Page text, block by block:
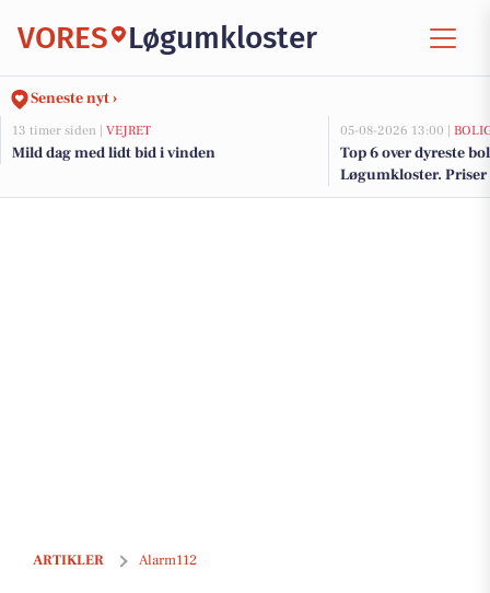
VORES Løgumkloster
Seneste nyt ›
13 timer siden | VEJRET
Mild dag med lidt bid i vinden
05-08-2026 13:00 |
Top 6 over dyreste
Løgumkloster.
ARTIKLER Alarm112
Brand & Redning Sønderjylland: Færdselsuheld med fastklemte